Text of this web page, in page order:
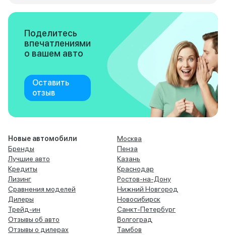
Поделитесь
впечатлениями
о вашем авто
Оставить
отзыв
Новые автомобили
Бренды
Лучшие авто
Кредиты
Лизинг
Сравнения моделей
Дилеры
Трейд-ин
Отзывы об авто
Отзывы о дилерах
Москва
Пенза
Казань
Краснодар
Ростов-на-Дону
Нижний Новгород
Новосибирск
Санкт-Петербург
Волгоград
Тамбов